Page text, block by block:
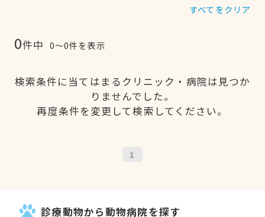
すべてをクリア
0件中 0〜0件を表示
検索条件に当てはまるクリニック・病院は見つか
りませんでした。
再度条件を変更して検索してください。
1
診療動物から動物病院を探す